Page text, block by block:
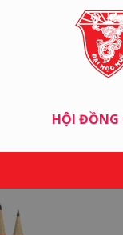
HỘI ĐỒNG